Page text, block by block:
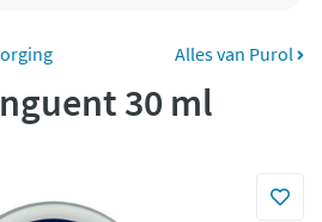
neutraal
met Klarna
Alles van Purol
30 ml